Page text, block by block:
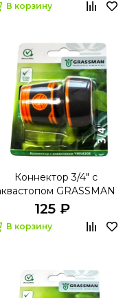
В корзину
Коннектор 3/4" с
GRASSMAN
YM 5820 E
125 ₽
В корзину